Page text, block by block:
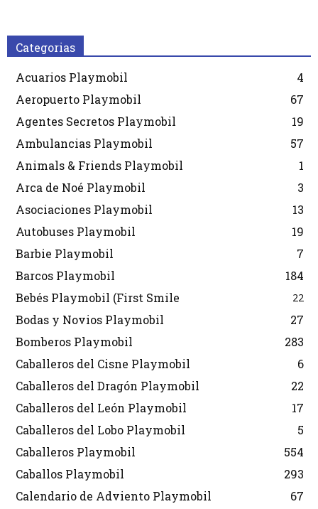
Categorias
Acuarios Playmobil
4
Aeropuerto Playmobil
67
Agentes Secretos Playmobil
19
Ambulancias Playmobil
57
Animals & Friends Playmobil
1
Arca de Noé Playmobil
3
Asociaciones Playmobil
13
Autobuses Playmobil
19
Barbie Playmobil
7
Barcos Playmobil
184
Bebés Playmobil (First Smile
22
Bodas y Novios Playmobil
27
Bomberos Playmobil
283
Caballeros del Cisne Playmobil
6
Caballeros del Dragón Playmobil
22
Caballeros del León Playmobil
17
Caballeros del Lobo Playmobil
5
Caballeros Playmobil
554
Caballos Playmobil
293
Calendario de Adviento Playmobil
67